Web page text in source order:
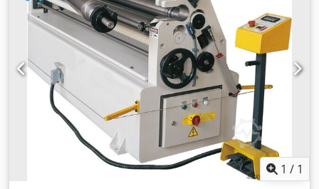
1110 kg 3 veltņi Asimetrisks veltņu izvietojums – ar
iepriekšēju liekšanu 2 darbināmi veltņi ar bremžu motoru
Manuāla sānu veltņu regulēšana Uz priekšu izšūpojams
augšējais veltnis Darba plūsma uz priekšu/atpakaļ Koniska
velmēšana, pārvirzot aizmugurējo veltni Pārvietojams
vadības pults Darbības instrukcija VĀCU vai ANGĻU valodā
OPCIJAS (CENAS PĒC PIEPRASĪJUMA): Kārdināti veltņi
Motorizēta sānu veltņu regulēšana Digitālais indikators
sānu veltņu pozīcijai
1 / 1